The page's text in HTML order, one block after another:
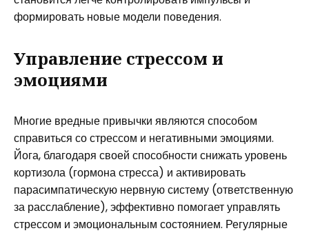
формировать новые модели поведения.
Управление стрессом и
эмоциями
Многие вредные привычки являются способом
справиться со стрессом и негативными эмоциями.
Йога, благодаря своей способности снижать уровень
кортизола (гормона стресса) и активировать
парасимпатическую нервную систему (ответственную
за расслабление), эффективно помогает управлять
стрессом и эмоциональным состоянием. Регулярные